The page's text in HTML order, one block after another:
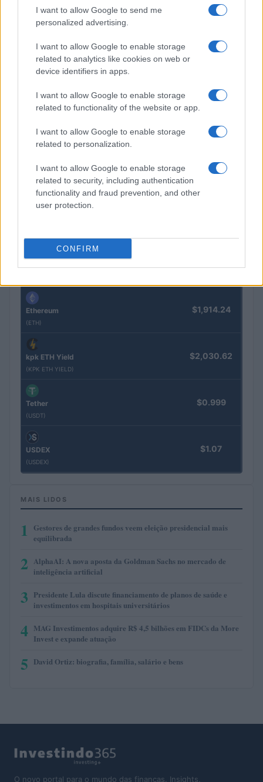
I want to allow Google to send me
personalized advertising.
I want to allow Google to enable storage
related to analytics like cookies on web or
device identifiers in apps.
I want to allow Google to enable storage
related to functionality of the website or app.
I want to allow Google to enable storage
related to personalization.
I want to allow Google to enable storage
related to security, including authentication
functionality and fraud prevention, and other
user protection.
CONFIRM
(KBTC)
Eureka Bridged PAX Gold (Terra
$0.022
kpk ETH Prime
(KPK ETH PRIME)
$2,034.90
Ethereum
(ETH)
$1,914.24
kpk ETH Yield
(KPK ETH YIELD)
$2,030.62
Tether
(USDT)
$0.999
USDEX
(USDEX)
$1.07
MAIS LIDOS
1
Gestores de grandes fundos veem eleição presidencial mais
equilibrada
2 AlphaAI: A nova aposta da Goldman Sachs no mercado de
inteligência artificial
3 Presidente Lula discute financiamento de planos de saúde e
investimentos em hospitais universitários
4 MAG Investimentos adquire R$ 4,5 bilhões em FIDCs da More
Invest e expande atuação
5 David Ortiz: biografia, família, salário e bens
O novo portal para o mundo das finanças. Insights,